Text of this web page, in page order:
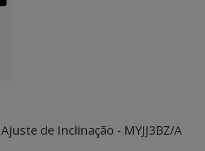
de Inclinação - MYJJ3BZ/A